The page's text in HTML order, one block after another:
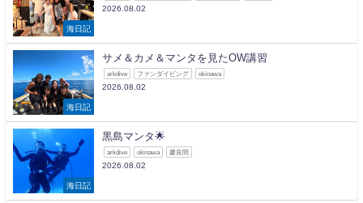
海日記
2026.08.02
海日記
サメ＆カメ＆マンタを見たOW講習
arkdive ファンダイビング okinawa
2026.08.02
海日記
黒島マンタ🌟
arkdive okinawa 慶良間
2026.08.02